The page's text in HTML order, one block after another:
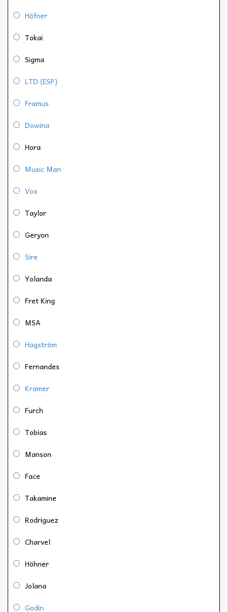
Höfner
Tokai
Sigma
LTD (ESP)
Framus
Dowina
Hora
Music Man
Vox
Taylor
Geryon
Sire
Yolanda
Fret King
MSA
Hagström
Fernandes
Kramer
Furch
Tobias
Manson
Face
Takamine
Rodriguez
Charvel
Höhner
Jolana
Godin